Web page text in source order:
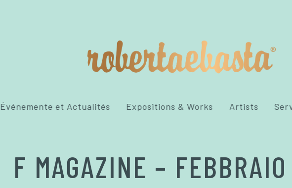
Événemente et Actualités Expositions & Works Artists
F MAGAZINE –